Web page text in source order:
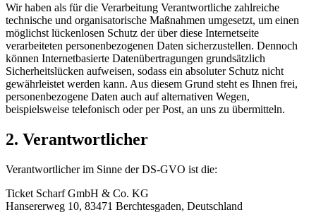
Wir haben als für die Verarbeitung Verantwortliche zahlreiche
technische und organisatorische Maßnahmen umgesetzt, um einen
möglichst lückenlosen Schutz der über diese Internetseite
verarbeiteten personenbezogenen Daten sicherzustellen. Dennoch
können Internetbasierte Datenübertragungen grundsätzlich
Sicherheitslücken aufweisen, sodass ein absoluter Schutz nicht
gewährleistet werden kann. Aus diesem Grund steht es Ihnen frei,
personenbezogene Daten auch auf alternativen Wegen,
beispielsweise telefonisch oder per Post, an uns zu übermitteln.
2. Verantwortlicher
Verantwortlicher im Sinne der DS-GVO ist die:
Ticket Scharf GmbH & Co. KG
Hansererweg 10, 83471 Berchtesgaden, Deutschland